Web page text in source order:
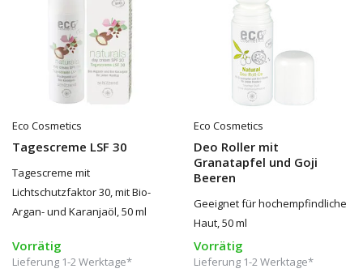
Eco Cosmetics
Tagescreme LSF 30
Tagescreme mit
Lichtschutzfaktor 30, mit Bio-
Argan- und Karanjaöl, 50 ml
Vorrätig
Lieferung 1-2 Werktage*
Eco Cosmetics
Deo Roller mit
Granatapfel und Goji
Beeren
Geeignet für hochempfindliche
Haut, 50 ml
Vorrätig
Lieferung 1-2 Werktage*